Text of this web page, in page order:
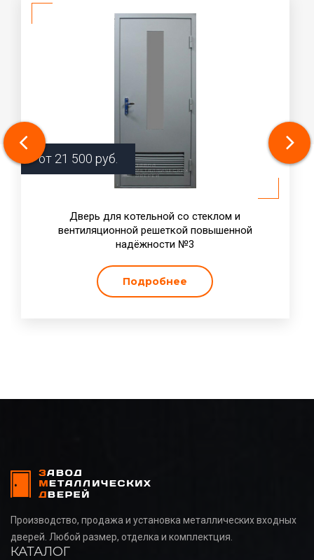
от 21 500 руб.
Дверь для котельной со стеклом и
вентиляционной решеткой повышенной
надёжности №3
Подробнее
Производство, продажа и установка металлических входных
дверей. Любой размер, отделка и комплектция.
КАТАЛОГ